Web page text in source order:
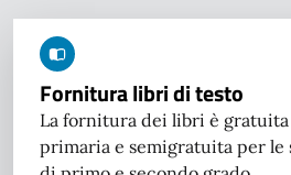
Fornitura libri di testo
La fornitura dei libri è gratuita
primaria e semigratuita per le